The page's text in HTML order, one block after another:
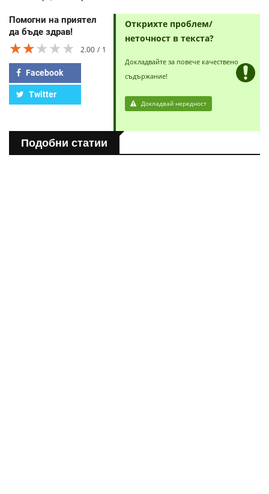
Помогни на приятел
да бъде здрав!
★★★★★
★★★★★
★★★★★ 2.00 1
Facebook
Twitter
Открихте проблем/
неточност в текста?
Докладвайте за повече качествено
съдържание!
Докладвай нередност
Подобни статии